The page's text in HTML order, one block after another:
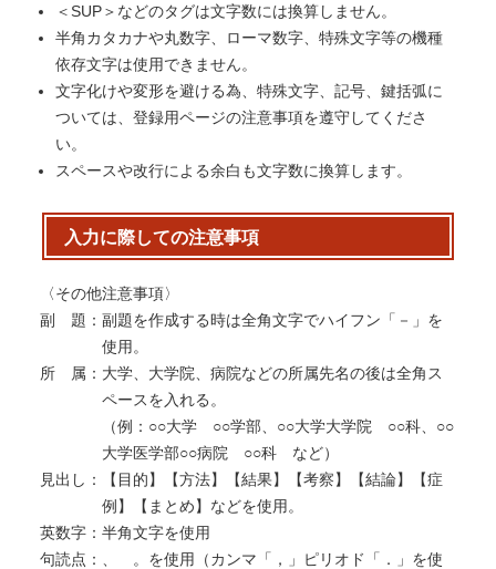
＜SUP＞などのタグは文字数には換算しません。
半角カタカナや丸数字、ローマ数字、特殊文字等の機種
依存文字は使用できません。
文字化けや変形を避ける為、特殊文字、記号、鍵括弧に
ついては、登録用ページの注意事項を遵守してくださ
い。
スペースや改行による余白も文字数に換算します。
入力に際しての注意事項
〈その他注意事項〉
副 題： 副題を作成する時は全角文字でハイフン「－」を
使用。
所 属： 大学、大学院、病院などの所属先名の後は全角ス
ペースを入れる。
（例：○○大学 ○○学部、○○大学大学院 ○○科、○○
大学医学部○○病院 ○○科 など）
見出し：
【目的】【方法】【結果】【考察】【結論】【症
例】【まとめ】などを使用。
英数字： 半角文字を使用
句読点：
、 。を使用（カンマ「，」ピリオド「．」を使